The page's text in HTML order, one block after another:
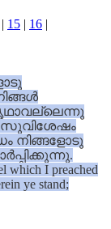
| 15 | 16 |
സുവിശേഷം
നിങ്ങളോടു
which I preached
ye stand;